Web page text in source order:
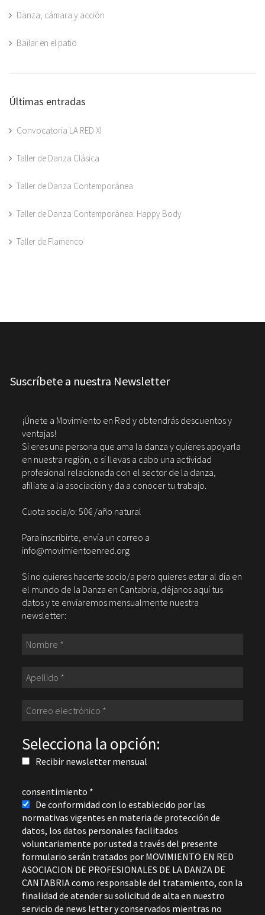
Danza, cámara y acción
Bailar en el patio
Últimas entradas
Convocatoria LA RED XI
Taller de Danza Clásica
Taller de Danza Contemporánea
Taller de Danza Contemporánea: Happy Body
Taller de Flamenco
Suscríbete a nuestra Newsletter
¡Únete a Movimiento en Red y obtendrás descuentos y
ventajas!
Si eres una persona que ama la danza y quieres apoyarla
en nuestra región, o si llevas a cabo una actividad
profesional relacionada con el sector de la danza,
afiliate a la asociación y da a conocer tu trabajo.
Cuota socia/o: 50€ /año natural
Para inscribirte, envía un correo a
info@movimientoenred.org
Si no quieres hacerte socio/a pero quieres estar al día en
el mundo de la Danza en Cantabria, déjanos aquí tus
datos y te enviaremos mensualmente nuestra
newsletter:
Selecciona la opción:
Recibir newsletter mensual
consentimiento *
De conformidad con lo establecido por las
normativas vigentes en materia de protección de
datos, los datos personales facilitados
voluntariamente por usted a través del presente
formulario serán tratados por MOVIMIENTO EN RED
ASOCIACION DE PROFESIONALES DE LA DANZA DE
CANTABRIA como responsable del tratamiento, con la
finalidad de atender su solicitud de alta en nuestro
servicio de news letter y conservados mientras no